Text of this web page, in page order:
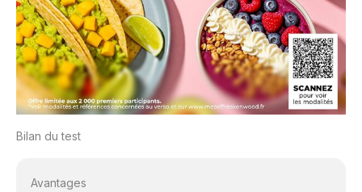
leds pour éclairer les
préparations dans le bol
ainsi que de 6
programmes en 1 seule
étape pour être sur de
tout réussir
Bilan du test
Avantages